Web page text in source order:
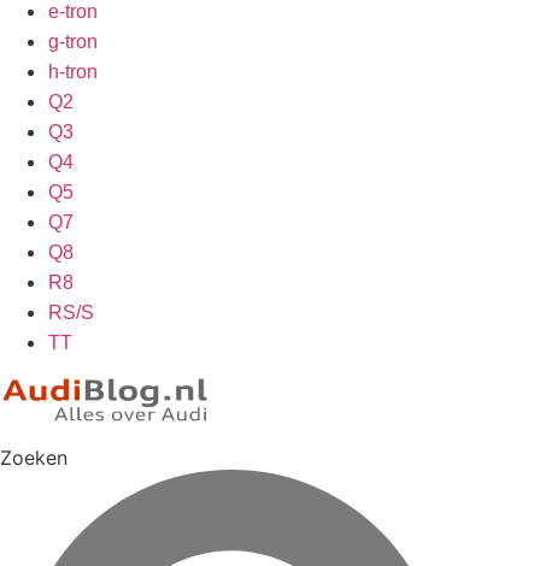
e-tron
g-tron
h-tron
Q2
Q3
Q4
Q5
Q7
Q8
R8
RS/S
TT
Zoeken